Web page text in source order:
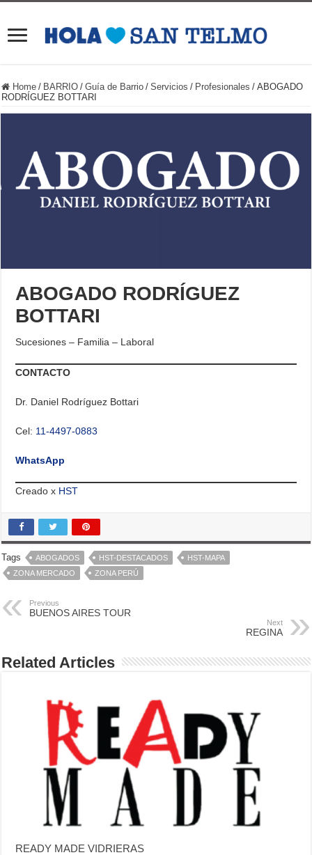
Home / BARRIO / Guía de Barrio / Servicios / Profesionales / ABOGADO
RODRÍGUEZ BOTTARI
ABOGADO RODRÍGUEZ
BOTTARI
Sucesiones – Familia – Laboral
CONTACTO
Dr. Daniel Rodríguez Bottari
Cel: 11-4497-0883
WhatsApp
Creado x HST
Tags ABOGADOS HST-DESTACADOS
HST-MAPA
ZONA MERCADO
ZONA PERÚ
Previous
BUENOS AIRES TOUR
Next
REGINA
Related Articles
READY MADE VIDRIERAS